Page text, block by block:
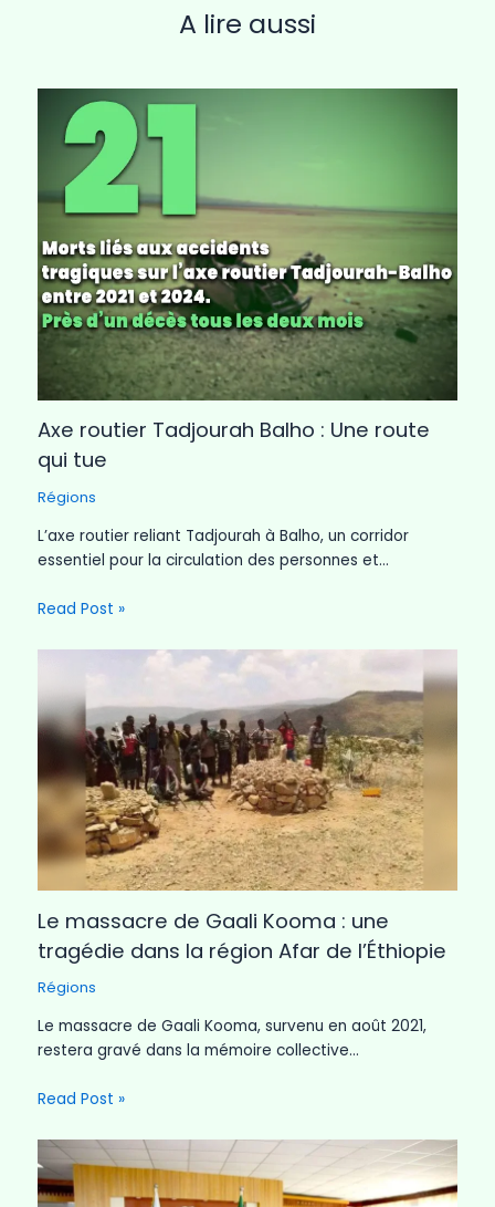
A lire aussi
Axe routier Tadjourah Balho : Une route
qui tue
Régions
L’axe routier reliant Tadjourah à Balho, un corridor
essentiel pour la circulation des personnes et…
Read Post »
Le massacre de Gaali Kooma : une
tragédie dans la région Afar de l’Éthiopie
Régions
Le massacre de Gaali Kooma, survenu en août 2021,
restera gravé dans la mémoire collective…
Read Post »